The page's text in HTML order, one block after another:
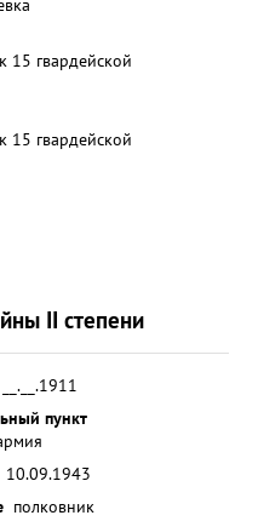
15 гвардейской
15 гвардейской
II степени
__.__.1911
пункт
10.09.1943
полковник